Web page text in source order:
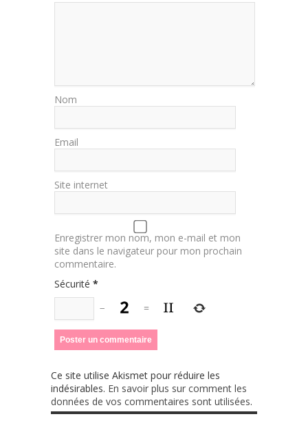
Nom
Email
Site internet
Enregistrer mon nom, mon e-mail et mon
site dans le navigateur pour mon prochain
commentaire.
Sécurité *
−
=
Ce site utilise Akismet pour réduire les
indésirables. En savoir plus sur comment les
données de vos commentaires sont utilisées.